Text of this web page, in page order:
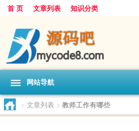
首 页 文章列表 知识分类
网站导航
> 文章列表 > 教师工作有哪些